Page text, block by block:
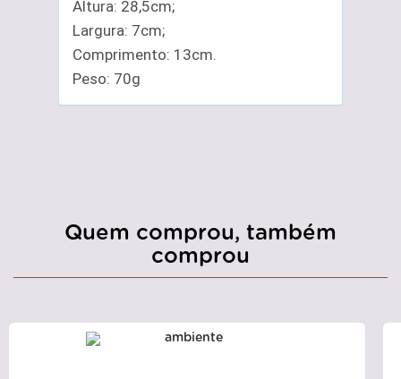
Altura: 28,5cm;
Largura: 7cm;
Comprimento: 13cm.
Peso: 70g
Quem comprou, também
comprou